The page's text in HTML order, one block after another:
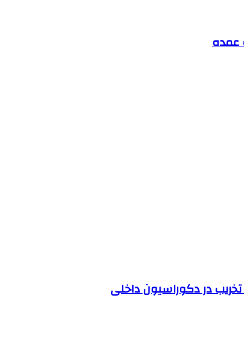
عمده
در دکوراسیون داخلی